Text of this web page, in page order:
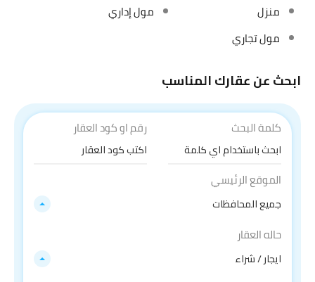
منزل
مول إداري
مول تجاري
ابحث عن عقارك المناسب
كلمة البحث رقم او كود العقار
الموقع الرئيسي
جميع المحافظات
حاله العقار
ايجار / شراء